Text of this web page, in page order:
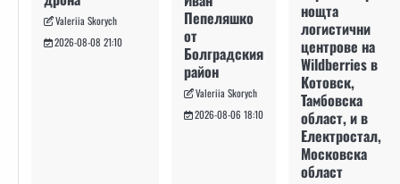
Valeriia Skorych
2026-08-08 21:10
Пепеляшко
от
Болградския
район
Valeriia Skorych
2026-08-06 18:10
нощта
логистични
центрове на
Wildberries в
Котовск,
Тамбовска
област, и в
Електростал,
Московска
област